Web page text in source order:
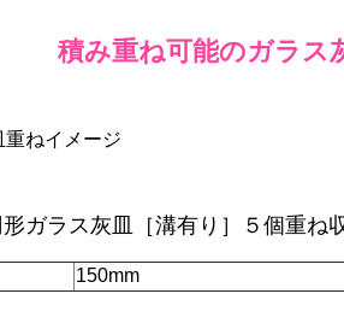
積み重ね可能のガラス
形ガラス灰皿［溝有り］５個重ね
150mm